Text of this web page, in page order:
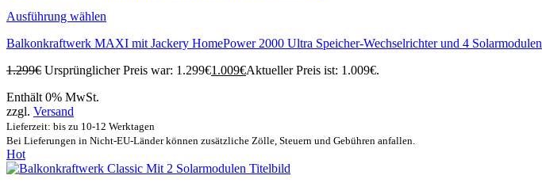
Ausführung wählen
Balkonkraftwerk MAXI mit Jackery HomePower 2000 Ultra Speicher-Wechselrichter und 4 Solarmodulen
1.299€ Ursprünglicher Preis war: 1.299€1.009€Aktueller Preis ist: 1.009€.
Enthält 0% MwSt.
zzgl. Versand
Lieferzeit: bis zu 10-12 Werktagen
Bei Lieferungen in Nicht-EU-Länder können zusätzliche Zölle, Steuern und Gebühren anfallen.
Hot